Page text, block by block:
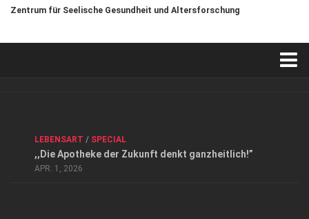
Zentrum für Seelische Gesundheit und Altersforschung
Datenschutzerklärung
Top Magazin Dresden / Ostsachsen
LEBENSART / SPECIAL
,,Die Apotheke der Zukunft denkt ganzheitlich!”
APR. 1, 2026